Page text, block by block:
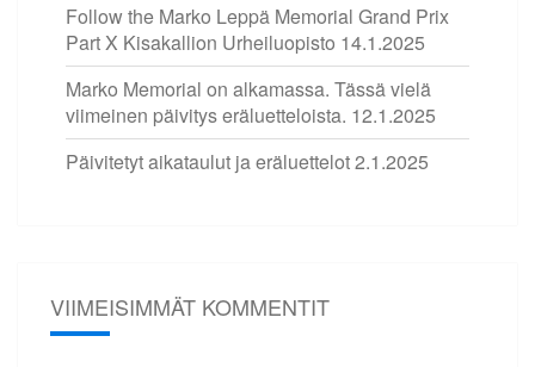
Follow the Marko Leppä Memorial Grand Prix
Part X Kisakallion Urheiluopisto 14.1.2025
Marko Memorial on alkamassa. Tässä vielä
viimeinen päivitys eräluetteloista. 12.1.2025
Päivitetyt aikataulut ja eräluettelot2.1.2025
VIIMEISIMMÄT KOMMENTIT